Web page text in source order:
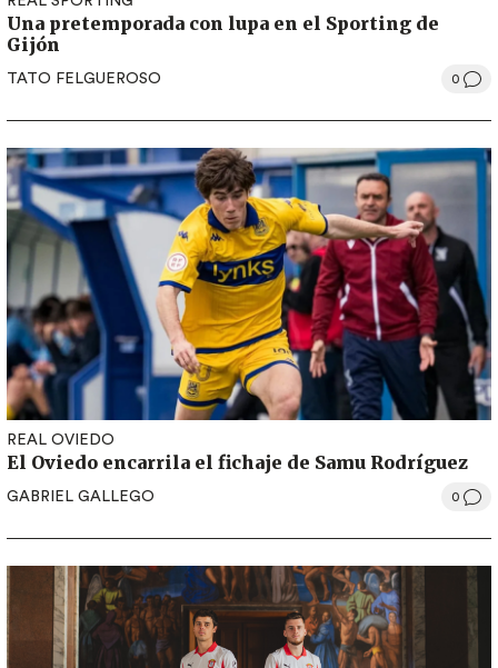
Una pretemporada con lupa en el Sporting de
Gijón
TATO FELGUEROSO 0
REAL OVIEDO
El Oviedo encarrila el fichaje de Samu Rodríguez
GABRIEL GALLEGO 0